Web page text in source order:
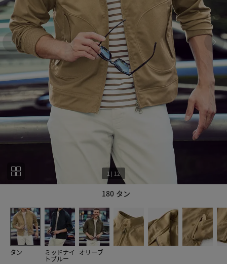
180 タン
1 | 12
タン ミッドナイ
トブルー
オリーブ
1
この商品をシェアする